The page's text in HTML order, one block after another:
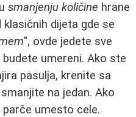
smanjenju količine hrane
dijeta gde se
", ovde jedete sve
umereni. Ako ste
pasulja, krenite sa
na jedan. Ako
umesto cele.